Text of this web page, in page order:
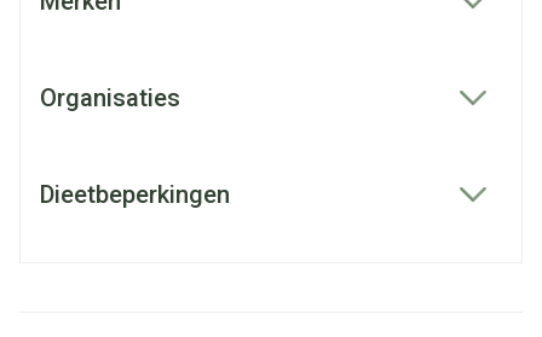
Organisaties
Dieetbeperkingen